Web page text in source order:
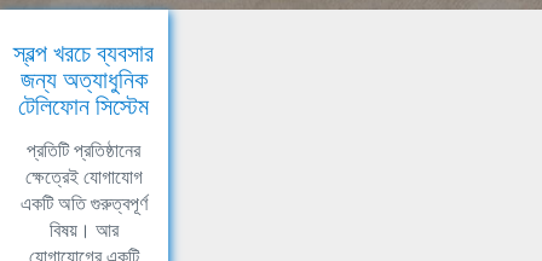
স্বল্প খরচে ব্যবসার
জন্য অত্যাধুনিক
টেলিফোন সিস্টেম
প্রতিটি প্রতিষ্ঠানের
ক্ষেত্রেই যোগাযোগ
একটি অতি গুরুত্বপূর্ণ
বিষয়। আর